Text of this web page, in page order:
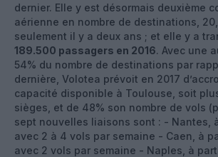
dernier. Elle y est désormais deuxième
aérienne en nombre de destinations,
seulement il y a deux ans ; et elle y a
189.500 passagers en 2016. Avec une
54% du nombre de destinations par
dernière, Volotea prévoit en 2017
capacité disponible à Toulouse, soit
sièges, et de 48% son nombre de vols
sept nouvelles liaisons sont : - Nantes,
avec 2 à 4 vols par semaine - Caen, à
avec 2 vols par semaine - Naples, à